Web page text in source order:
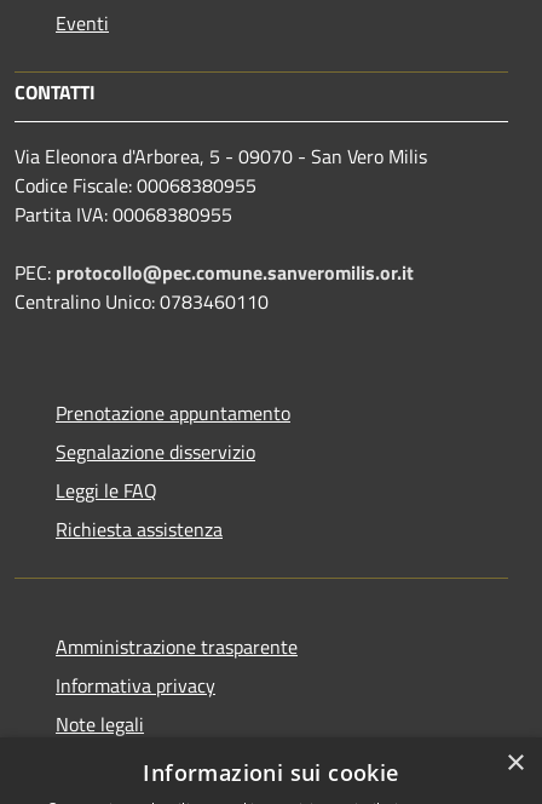
Eventi
CONTATTI
Via Eleonora d'Arborea, 5 - 09070 - San Vero Milis
Codice Fiscale: 00068380955
Partita IVA: 00068380955
PEC: protocollo@pec.comune.sanveromilis.or.it
Centralino Unico: 0783460110
Prenotazione appuntamento
Segnalazione disservizio
Leggi le FAQ
Richiesta assistenza
Amministrazione trasparente
Informativa privacy
Note legali
Dichiarazione di accessibilità
×
Informazioni sui cookie